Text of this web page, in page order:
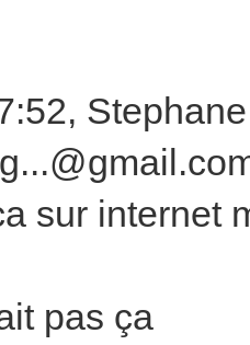
sur internet
pas ça